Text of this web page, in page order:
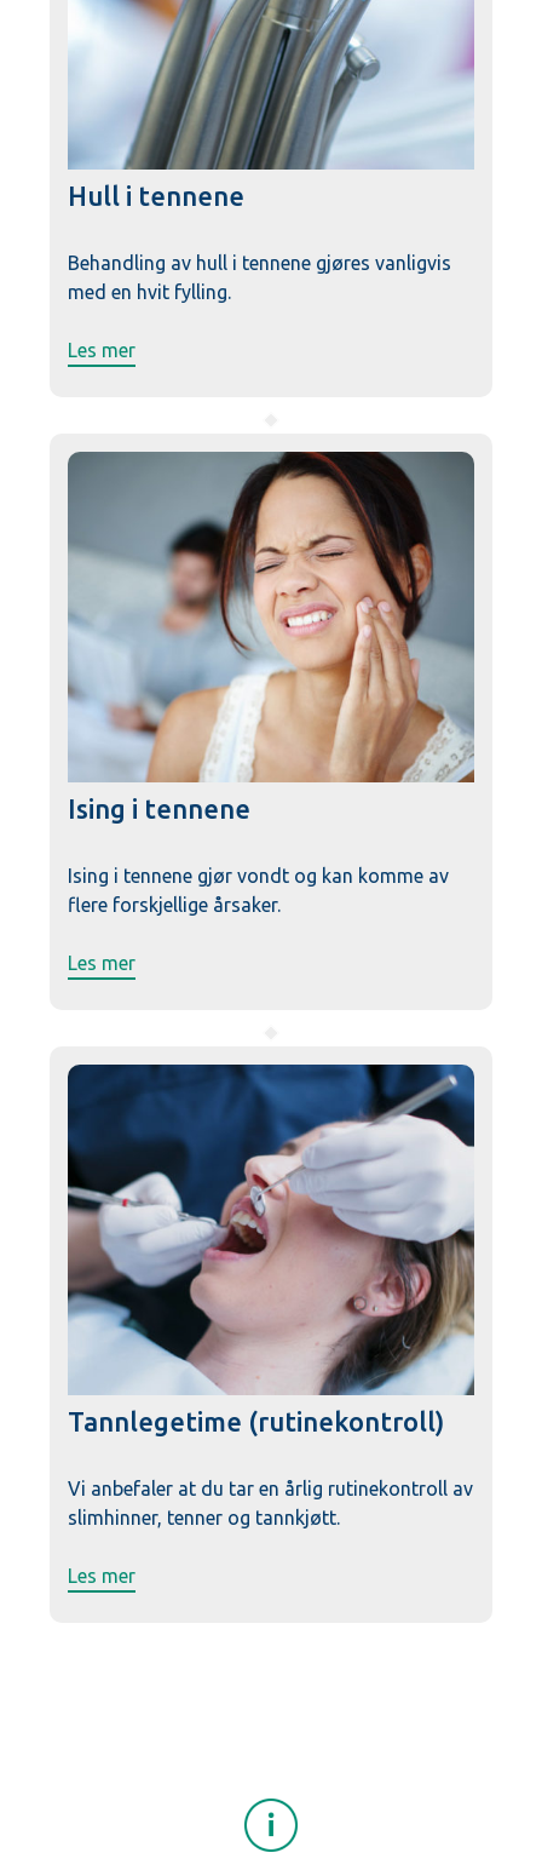
Hull i tennene
Behandling av hull i tennene gjøres vanligvis
med en hvit fylling.
Les mer
Ising i tennene
Ising i tennene gjør vondt og kan komme av
flere forskjellige årsaker.
Les mer
Tannlegetime (rutinekontroll)
Vi anbefaler at du tar en årlig rutinekontroll av
slimhinner, tenner og tannkjøtt.
Les mer